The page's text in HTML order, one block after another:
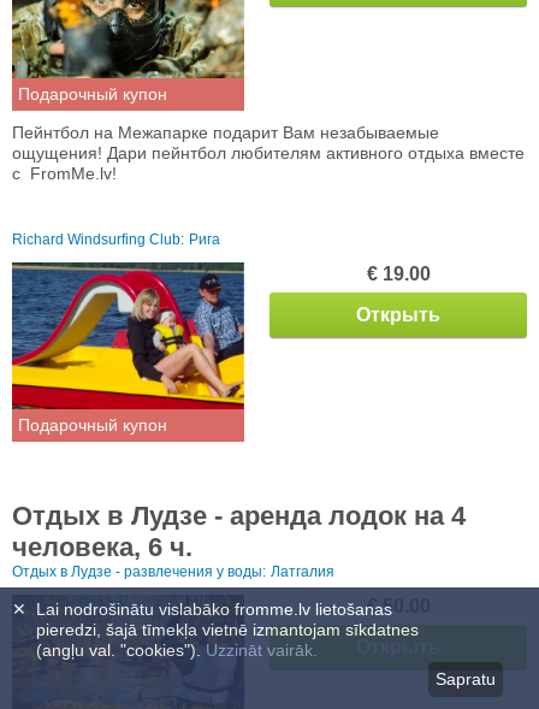
Подарочный купон
Пейнтбол на Межапарке подарит Вам незабываемые
ощущения! Дари пейнтбол любителям активного отдыха вместе
с FromMe.lv!
Richard Windsurfing Club: Рига
Подарочный купон
€ 19.00
Открыть
Отдых в Лудзе - аренда лодoк на 4
человека, 6 ч.
Отдых в Лудзе - развлечения у воды: Латгалия
€ 50.00
Lai nodrošinātu vislabāko fromme.lv lietošanas
pieredzi, šajā tīmekļa vietnē izmantojam sīkdatnes
(angļu val. "cookies"). Uzzināt vairāk.
Sapratu
✕